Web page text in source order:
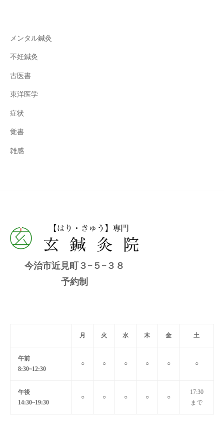
メンタル鍼灸
不妊鍼灸
古医書
東洋医学
症状
覚書
雑感
今治市近見町３−５−３８
予約制
月 火 水 木 金 土
午前
8:30~12:30
○ ○ ○ ○ ○ ○
午後
14:30~19:30
○ ○ ○ ○ ○
17:30
まで